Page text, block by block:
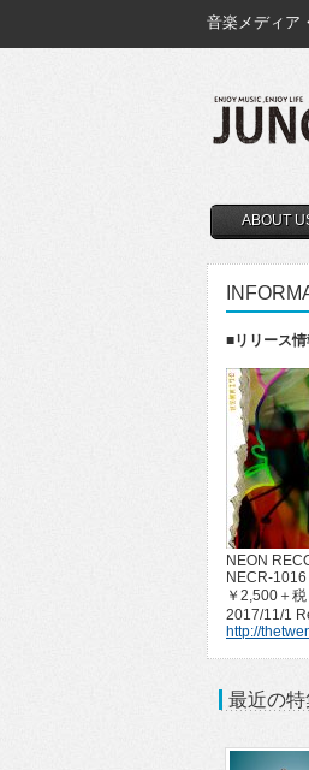
音楽メディア
ABOUT
■リリース情
NEON
NECR-1016
￥2,500＋税
2017/11/1
http://
最近の